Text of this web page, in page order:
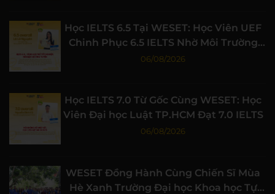
Học IELTS 6.5 Tại WESET: Học Viên UEF
Chinh Phục 6.5 IELTS Nhờ Môi Trường
Học Tập Chất Lượng
06/08/2026
Học IELTS 7.0 Từ Gốc Cùng WESET: Học
Viên Đại học Luật TP.HCM Đạt 7.0 IELTS
06/08/2026
WESET Đồng Hành Cùng Chiến Sĩ Mùa
Hè Xanh Trường Đại học Khoa học Tự